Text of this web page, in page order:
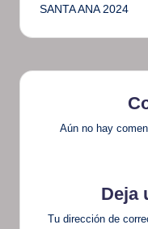
SANTA ANA 2024
Aún no hay
Deja
Tu dirección de